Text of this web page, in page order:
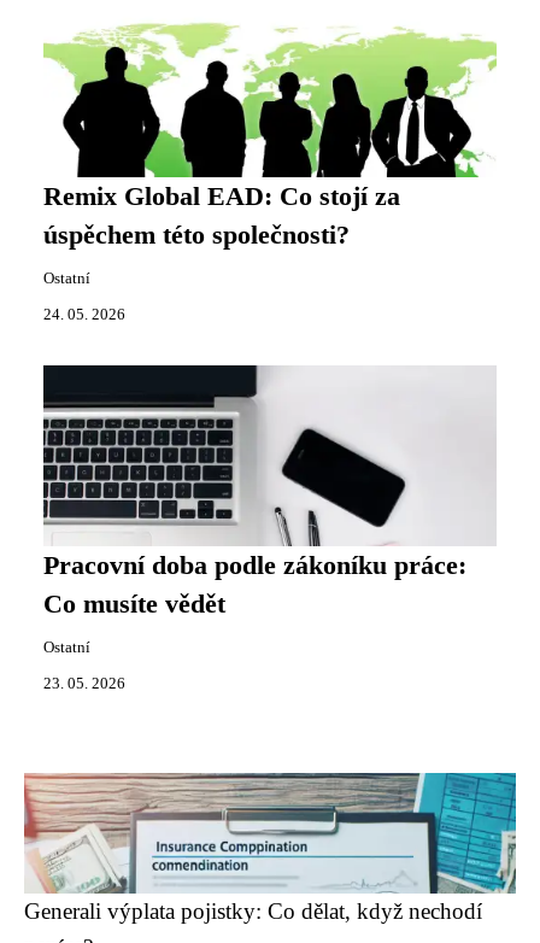
Remix Global EAD: Co stojí za
úspěchem této společnosti?
Ostatní
24. 05. 2026
Pracovní doba podle zákoníku práce:
Co musíte vědět
Ostatní
23. 05. 2026
Generali výplata pojistky: Co dělat, když nechodí